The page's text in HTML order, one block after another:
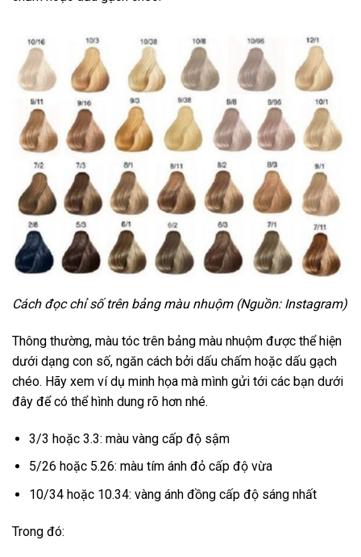
Cách đọc chỉ số trên bảng màu nhuộm (Nguồn: Instagram)
Thông thường, màu tóc trên bảng màu nhuộm được thể hiện
dưới dạng con số, ngăn cách bởi dấu chấm hoặc dấu gạch
chéo. Hãy xem ví dụ minh họa mà mình gửi tới các bạn dưới
đây để có thể hình dung rõ hơn nhé.
3/3 hoặc 3.3: màu vàng cấp độ sậm
5/26 hoặc 5.26: màu tím ánh đỏ cấp độ vừa
10/34 hoặc 10.34: vàng ánh đồng cấp độ sáng nhất
Trong đó: